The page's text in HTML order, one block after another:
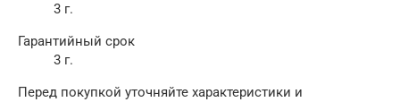
3 г.
Гарантийный срок
3 г.
Перед покупкой уточняйте характеристики и